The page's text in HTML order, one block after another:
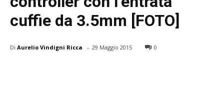
cuffie da 3.5mm [FOTO]
Di Aurelio Vindigni Ricca - 29 Maggio 2015 0